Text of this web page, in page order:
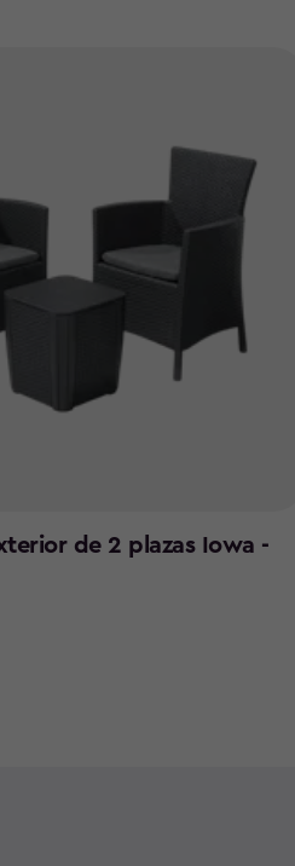
de 2 plazas Iowa -